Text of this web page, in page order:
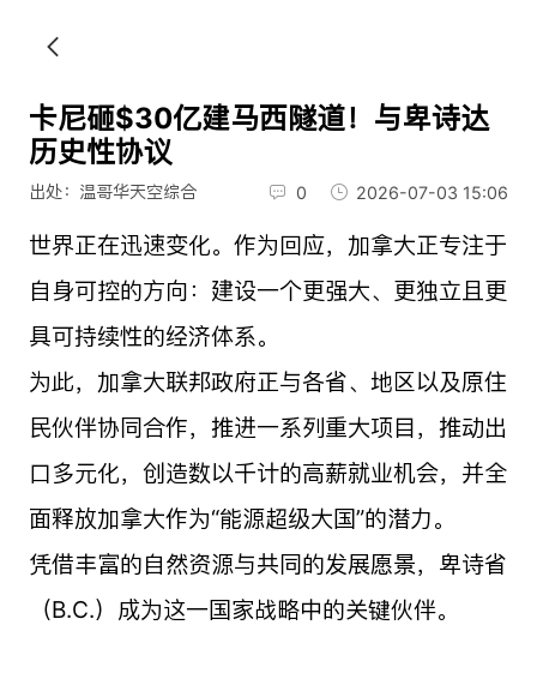
卡尼砸$30亿建马西隧道！与卑诗达
历史性协议
出处：温哥华天空综合 0 2026-07-03 15:06
世界正在迅速变化。作为回应，加拿大正专注于
自身可控的方向：建设一个更强大、更独立且更
具可持续性的经济体系。
为此，加拿大联邦政府正与各省、地区以及原住
民伙伴协同合作，推进一系列重大项目，推动出
口多元化，创造数以千计的高薪就业机会，并全
面释放加拿大作为“能源超级大国”的潜力。
凭借丰富的自然资源与共同的发展愿景，卑诗省
（B.C.）成为这一国家战略中的关键伙伴。